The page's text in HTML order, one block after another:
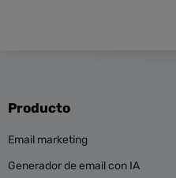
Producto
Email marketing
Generador de email con IA